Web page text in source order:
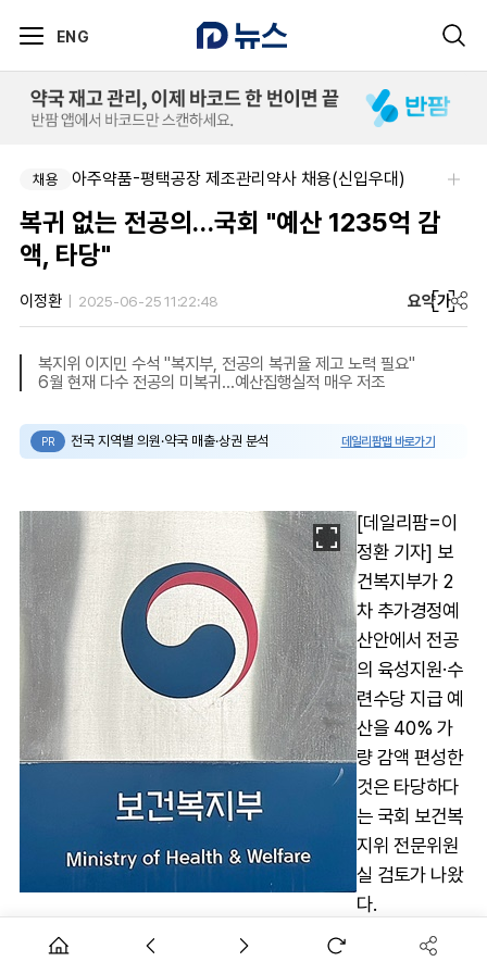
ENG
채용 아주약품-평택공장 제조관리약사 채용(신입우대)
복귀 없는 전공의…국회 "예산 1235억 감
액, 타당"
이정환 2025-06-25 11:22:48 요약가
복지위 이지민 수석 "복지부, 전공의 복귀율 제고 노력 필요"
6월 현재 다수 전공의 미복귀…예산집행실적 매우 저조
PR 전국 지역별 의원·약국 매출·상권 분석 데일리팜맵 바로가기
[데일리팜=이
정환 기자] 보
건복지부가 2
차 추가경정예
산안에서 전공
의 육성지원·수
련수당 지급 예
산을 40% 가
량 감액 편성한
것은 타당하다
는 국회 보건복
지위 전문위원
실 검토가 나왔
다.